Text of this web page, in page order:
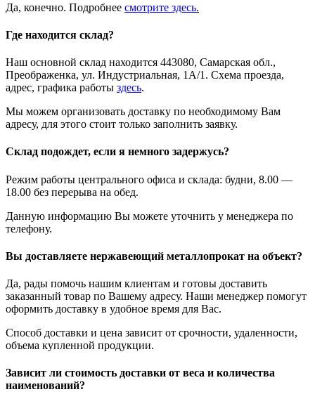
Да, конечно. Подробнее смотрите здесь.
Где находится склад?
Наш основной склад находится 443080, Самарская обл.,
Преображенка, ул. Индустриальная, 1А/1. Схема проезда,
адрес, графика работы здесь.
Мы можем организовать доставку по необходимому Вам
адресу, для этого стоит только заполнить заявку.
Склад подождет, если я немного задержусь?
Режим работы центрального офиса и склада: будни, 8.00 —
18.00 без перерыва на обед.
Данную информацию Вы можете уточнить у менеджера по
телефону.
Вы доставляете нержавеющий металлопрокат на объект?
Да, рады помочь нашим клиентам и готовы доставить
заказанный товар по Вашему адресу. Наши менеджер помогут
оформить доставку в удобное время для Вас.
Способ доставки и цена зависит от срочности, удаленности,
объема купленной продукции.
Зависит ли стоимость доставки от веса и количества
наименований?